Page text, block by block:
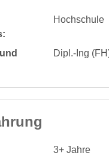
Hochschule
Dipl.-Ing
3+ Jahre